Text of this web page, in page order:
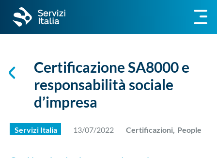
Certificazione SA8000 e
responsabilità sociale
d’impresa
Servizi Italia 13/07/2022 Certificazioni, People